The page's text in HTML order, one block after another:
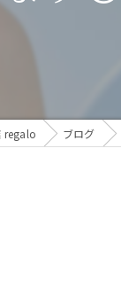
美容
regalo ブログ